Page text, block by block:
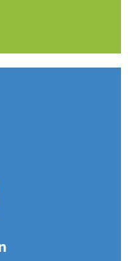
nettoyage de